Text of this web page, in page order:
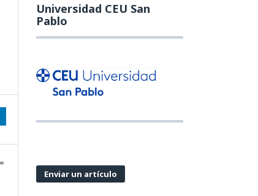
Universidad CEU San
Pablo
Enviar un artículo